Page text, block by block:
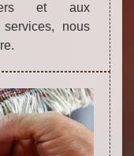
et aux
nous